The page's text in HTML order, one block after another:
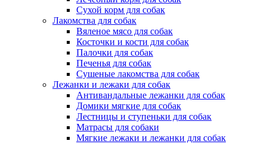
Сухой корм для собак
Лакомства для собак
Вяленое мясо для собак
Косточки и кости для собак
Палочки для собак
Печенья для собак
Сушеные лакомства для собак
Лежанки и лежаки для собак
Антивандальные лежанки для собак
Домики мягкие для собак
Лестницы и ступеньки для собак
Матрасы для собаки
Мягкие лежаки и лежанки для собак